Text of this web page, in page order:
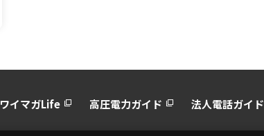
ワイマガLife 高圧電力ガイド 法人電話ガイド